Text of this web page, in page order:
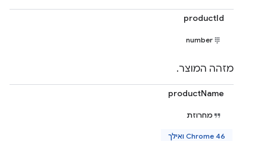
productId
number
מזהה המוצר.
productName
מחרוזת
Chrome 46 ואילך